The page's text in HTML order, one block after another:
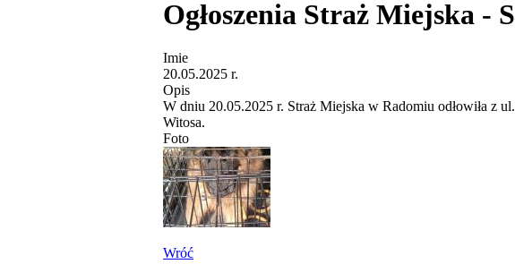
Ogłoszenia Straż Miejska -
Imie
20.05.2025 r.
Opis
W dniu 20.05.2025 r. Straż Miejska w Radomiu odłowiła z
Witosa.
Foto
Wróć